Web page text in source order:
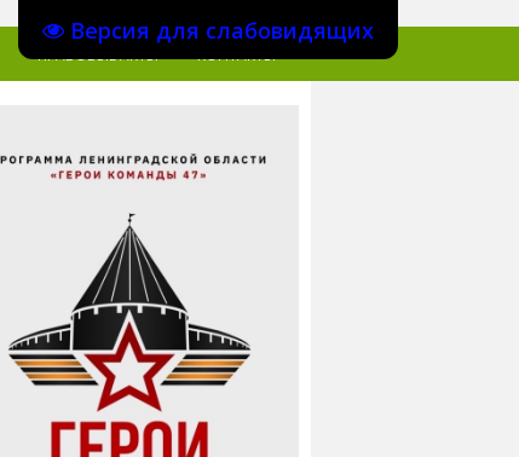
Версия для слабовидящих
ПРАВОВЫЕ АКТЫ КОНТАКТЫ